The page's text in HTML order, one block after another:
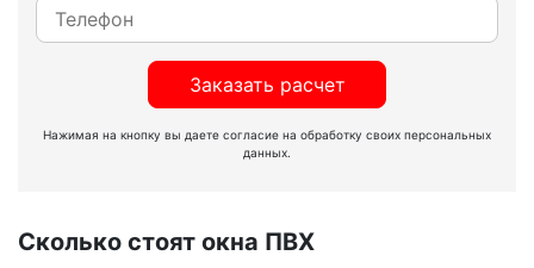
Заказать расчет
Нажимая на кнопку вы даете согласие на обработку своих персональных
данных.
Сколько стоят окна ПВХ